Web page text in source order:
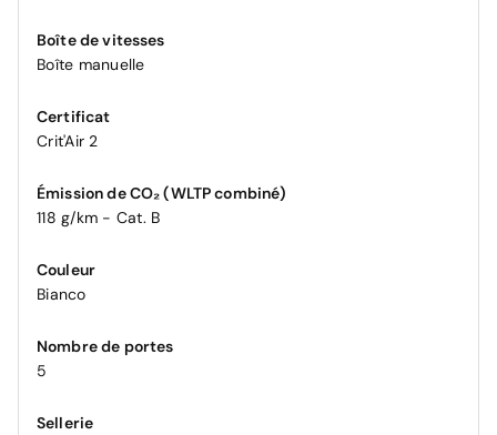
Boîte de vitesses
Boîte manuelle
Certificat
Crit'Air 2
Émission de CO₂ (WLTP combiné)
118 g/km - Cat. B
Couleur
Bianco
Nombre de portes
5
Sellerie